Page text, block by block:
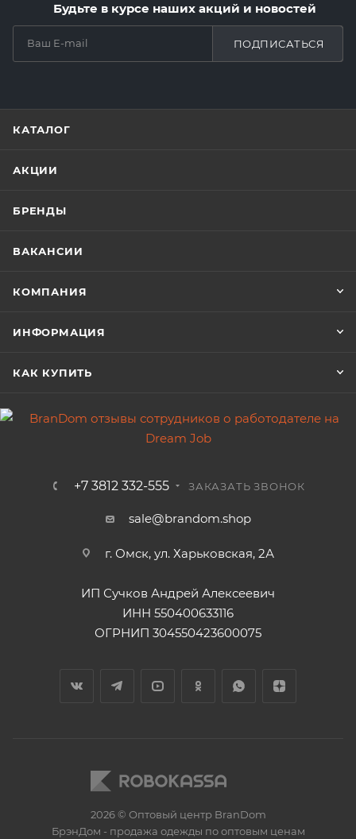
Будьте в курсе наших акций и новостей
ПОДПИСАТЬСЯ
КАТАЛОГ
АКЦИИ
БРЕНДЫ
ВАКАНСИИ
КОМПАНИЯ
ИНФОРМАЦИЯ
КАК КУПИТЬ
+7 3812 332-555 ЗАКАЗАТЬ ЗВОНОК
sale@brandom.shop
г. Омск, ул. Харьковская, 2А
ИП Сучков Андрей Алексеевич
ИНН 550400633116
ОГРНИП 304550423600075
2026 © Оптовый центр BranDom
БрэнДом - продажа одежды по оптовым ценам